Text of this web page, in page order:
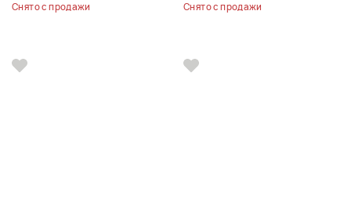
Снято с продажи Снято с продажи